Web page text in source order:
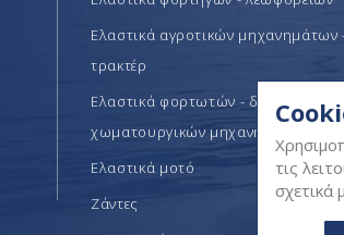
Ελαστικά αγροτικών μηχανημάτων
τρακτέρ
Ελαστικά φορτωτών - δομικών -
χωματουργικών μηχανημάτων
Ελαστικά μοτό
Ζάντες
τις
σχετικά